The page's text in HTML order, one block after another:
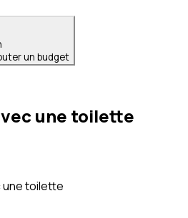
un budget
une toilette
une toilette